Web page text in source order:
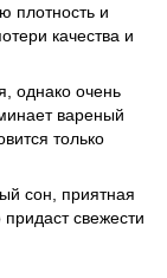
плотность и
качества и
однако очень
вареный
только
сон, приятная
свежести